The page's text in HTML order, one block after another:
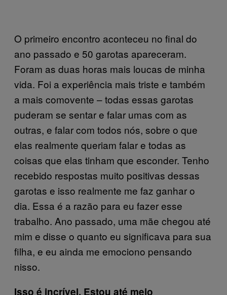
O primeiro encontro aconteceu no final do
ano passado e 50 garotas apareceram.
Foram as duas horas mais loucas de minha
vida. Foi a experiência mais triste e também
a mais comovente – todas essas garotas
puderam se sentar e falar umas com as
outras, e falar com todos nós, sobre o que
elas realmente queriam falar e todas as
coisas que elas tinham que esconder. Tenho
recebido respostas muito positivas dessas
garotas e isso realmente me faz ganhar o
dia. Essa é a razão para eu fazer esse
trabalho. Ano passado, uma mãe chegou até
mim e disse o quanto eu significava para sua
filha, e eu ainda me emociono pensando
nisso.
Isso é incrível. Estou até meio